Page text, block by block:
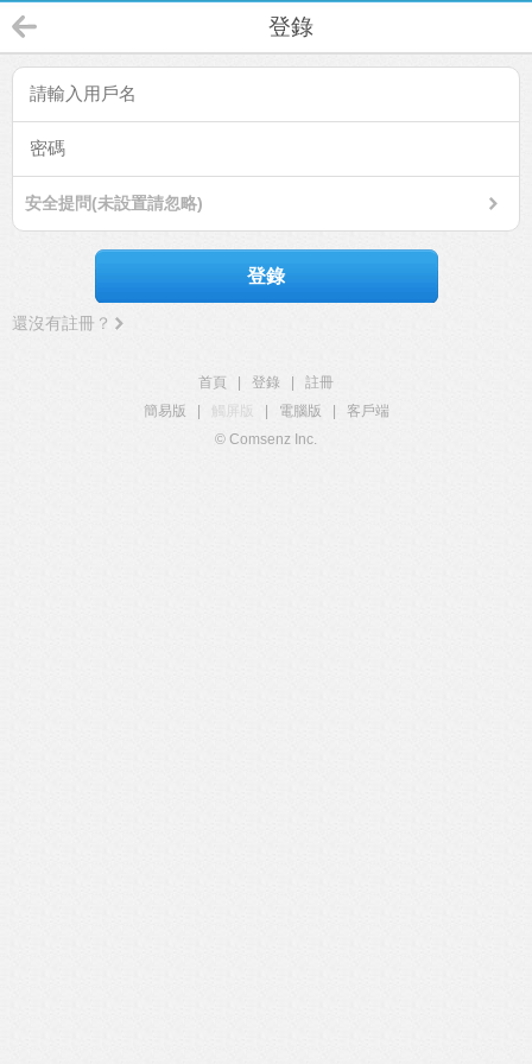
登錄
安全提問(未設置請忽略)
登錄
還沒有註冊？
首頁 登錄
註冊
簡易版
觸屏版 電腦版
客戶端
© Comsenz Inc.